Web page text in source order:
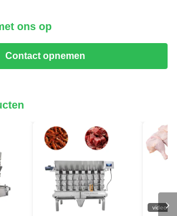
ons op
Contact opnemen
video